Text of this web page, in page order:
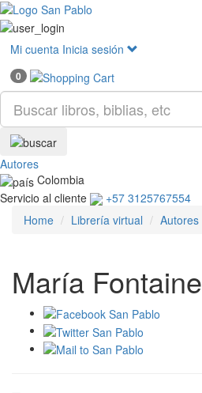
Mi cuenta Inicia sesión
0
Autores
Colombia
Servicio al cliente
+57 3125767554
Home
Librería virtual Autores
María Fontaine